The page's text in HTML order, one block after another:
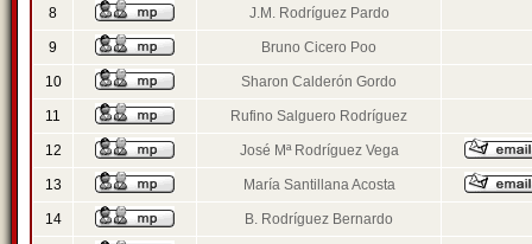
8 J.M. Rodríguez Pardo
9 Bruno Cicero Poo
10 Sharon Calderón Gordo
11 Rufino Salguero Rodríguez
12 José Mª Rodríguez Vega
13 María Santillana Acosta
14 B. Rodríguez Bernardo